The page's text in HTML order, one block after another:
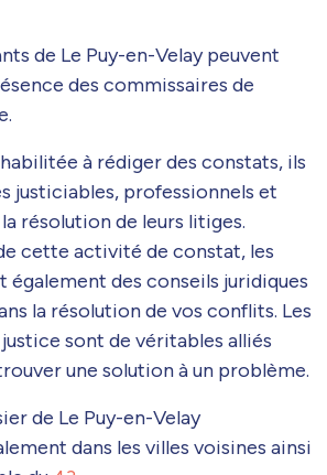
de Le Puy-en-Velay peuvent
des commissaires de
à rédiger des constats, ils
justiciables, professionnels et
résolution de leurs litiges.
cette activité de constat, les
également des conseils juridiques
la résolution de vos conflits. Les
sont de véritables alliés
une solution à un problème.
de Le Puy-en-Velay
dans les villes voisines ainsi